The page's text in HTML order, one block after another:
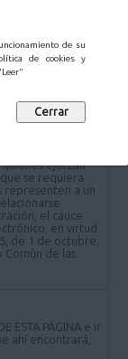
de su
de cookies y
así
se refiere el
de octubre del
de las
botón "tramitar"
ejerzan
se requiera
representen a un
el cauce
en virtud
de 1 de octubre,
de las
ESTA PÁGINA e ir
ahí encontrará,